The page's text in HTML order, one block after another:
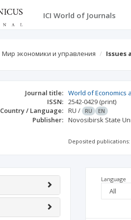
ICI World of Journals
Мир экономики и управления Issues
Journal title: World of Economics
ISSN: 2542-0429 (print)
Country / Language: RU / RU EN
Publisher: Novosibirsk State
Deposited publications:
Language